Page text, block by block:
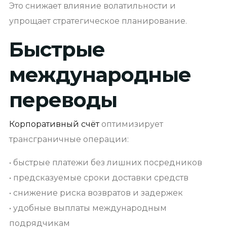
Это снижает влияние волатильности и
упрощает стратегическое планирование.
Быстрые
международные
переводы
Корпоративный счётоптимизирует
трансграничные операции:
• быстрые платежи без лишних посредников
• предсказуемые сроки доставки средств
• снижение риска возвратов и задержек
• удобные выплаты международным
подрядчикам